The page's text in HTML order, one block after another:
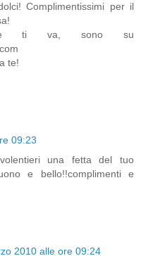
Complimentissimi per il
ti va, sono su
te!
09:23
una fetta del tuo
e bello!!complimenti e
2010 alle ore 09:24